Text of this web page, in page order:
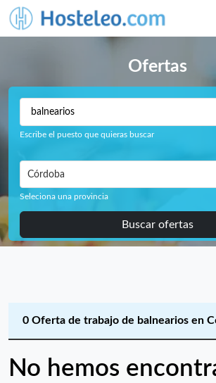
Ofertas
Escribe el puesto que quieras buscar
Córdoba
Seleciona una provincia
Buscar ofertas
0 Oferta de trabajo de balnearios en
No hemos